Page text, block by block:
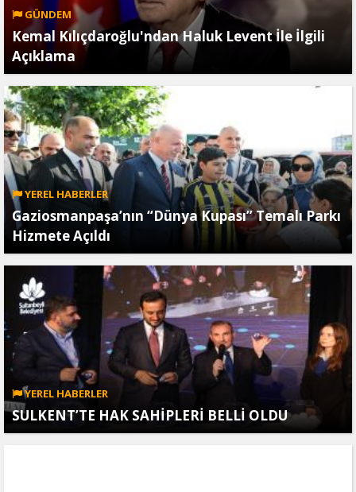
GÜNDEM
Kemal Kılıçdaroğlu'ndan Haluk Levent İle İlgili
Açıklama
YEREL HABERLER
Gaziosmanpaşa’nın “Dünya Kupası” Temalı Parkı
Hizmete Açıldı
YEREL HABERLER
SULKENT’TE HAK SAHİPLERİ BELLİ OLDU